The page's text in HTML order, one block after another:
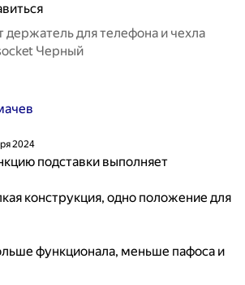
для телефона и чехла
Черный
2024
подставки выполняет
конструкция, одно положение для
функционала, меньше пафоса и